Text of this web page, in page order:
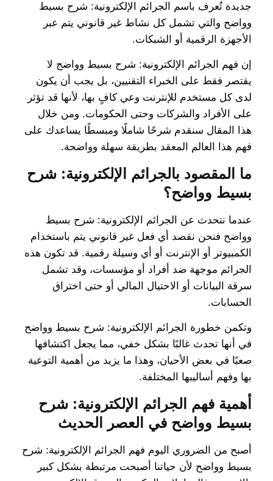
جديدة تُعرف باسم الجرائم الإلكترونية: شرح بسيط
وواضح والتي تشمل كل نشاط غير قانوني يتم عبر
الأجهزة الرقمية أو الشبكات.
إن فهم الجرائم الإلكترونية: شرح بسيط وواضح لا
يقتصر فقط على الخبراء التقنيين، بل يجب أن يكون
لدى كل مستخدم للإنترنت وعي كافٍ بها، لأنها قد تؤثر
على الأفراد والشركات وحتى الحكومات. ومن خلال
هذا المقال سنقدم شرحًا شاملًا ومبسطًا يساعدك على
فهم هذا العالم المعقد بطريقة سهلة وواضحة.
ما المقصود بالجرائم الإلكترونية: شرح
بسيط وواضح؟
عندما نتحدث عن الجرائم الإلكترونية: شرح بسيط
وواضح فنحن نقصد أي فعل غير قانوني يتم باستخدام
الكمبيوتر أو الإنترنت أو أي وسيلة رقمية. قد تكون هذه
الجرائم موجهة ضد أفراد أو مؤسسات، وقد تشمل
سرقة البيانات أو الاحتيال المالي أو حتى اختراق
الحسابات.
وتكمن خطورة الجرائم الإلكترونية: شرح بسيط وواضح
في أنها تحدث غالبًا بشكل خفي، مما يجعل اكتشافها
صعبًا في بعض الأحيان، وهذا ما يزيد من أهمية التوعية
بها وفهم أساليبها المختلفة.
أهمية فهم الجرائم الإلكترونية: شرح
بسيط وواضح في العصر الحديث
أصبح من الضروري اليوم فهم الجرائم الإلكترونية: شرح
بسيط وواضح لأن حياتنا أصبحت مرتبطة بشكل كبير